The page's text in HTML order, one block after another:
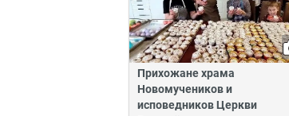
Прихожане храма
Новомучеников и
исповедников Церкви